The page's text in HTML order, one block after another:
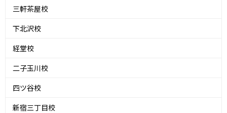
三軒茶屋校
下北沢校
経堂校
二子玉川校
四ツ谷校
新宿三丁目校